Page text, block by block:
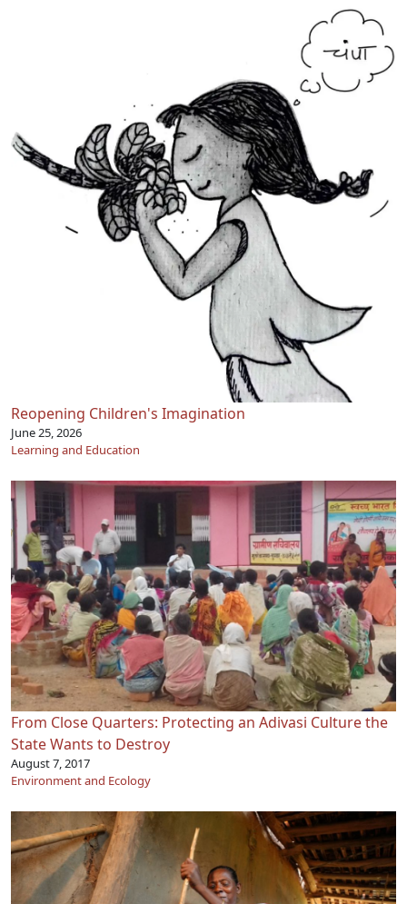
Reopening Children's Imagination
June 25, 2026
Learning and Education
From Close Quarters: Protecting an Adivasi Culture the
State Wants to Destroy
August 7, 2017
Environment and Ecology